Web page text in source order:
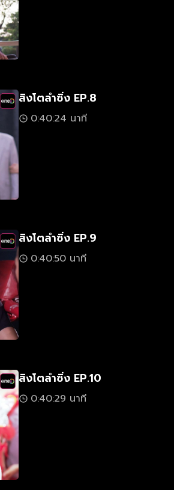
สิงโตลำซิ่ง EP.8
0:40:24 นาที
สิงโตลำซิ่ง EP.9
0:40:50 นาที
สิงโตลำซิ่ง EP.10
0:40:29 นาที